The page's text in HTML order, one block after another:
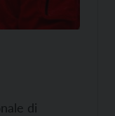
di